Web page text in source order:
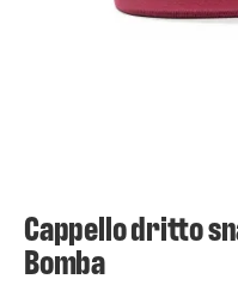
Cappello dritto
Bomba